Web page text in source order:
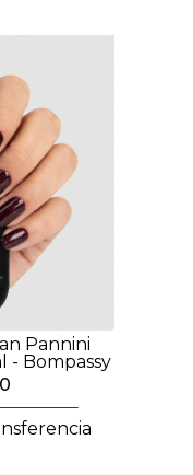
Pannini
- Bompassy